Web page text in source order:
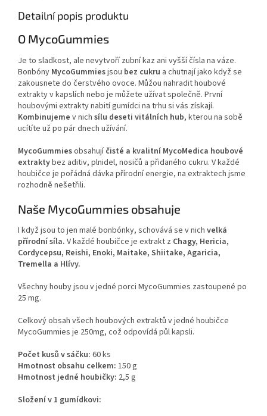
Detailní popis produktu
O MycoGummies
Je to sladkost, ale nevytvoří zubní kaz ani vyšší čísla na váze.
Bonbóny MycoGummiesjsou bez cukru a chutnají jako když se
zakousnete do čerstvého ovoce. Můžou nahradit houbové
extrakty v kapslích nebo je můžete užívat společně. První
houbovými extrakty nabití gumídci na trhu si vás získají.
Kombinujeme v nich sílu deseti vitálních hub, kterou na sobě
ucítíte už po pár dnech užívání.
MycoGummiesobsahujíčisté a kvalitní MycoMedica houbové
extraktybez aditiv, plnidel, nosičů a přidaného cukru. V každé
houbičce je pořádná dávka přírodní energie, na extraktech jsme
rozhodně nešetřili.
Naše MycoGummies obsahuje
I když jsou to jen malé bonbónky, schovává se v nich velká
přírodní síla. V každé houbičce je extrakt z Chagy, Hericia,
Cordycepsu, Reishi, Enoki, Maitake, Shiitake, Agaricia,
Tremella a Hlívy.
Všechny houby jsou v jedné porci MycoGummies zastoupené po
25 mg.
Celkový obsah všech houbových extraktů v jedné houbičce
MycoGummies je 250mg, což odpovídá půl kapsli.
Počet kusů v sáčku: 60 ks
Hmotnost obsahu celkem: 150 g
Hmotnost jedné houbičky: 2,5 g
Složení v 1 gumídkovi: